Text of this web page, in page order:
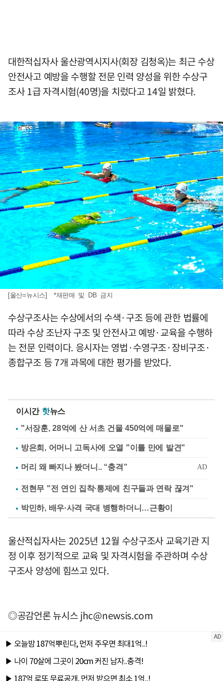
대한적십자사 울산광역시지사(회장 김청옥)는 최근 수상
안전사고 예방을 수행할 전문 인력 양성을 위한 수상구
조사 1급 자격시험(40명)을 치렀다고 14일 밝혔다.
[울산=뉴시스] *재판매 및 DB 금지
수상구조사는 수상에서의 수색·구조 등에 관한 법률에
따라 수상 조난자 구조 및 안전사고 예방·교육을 수행하
는 전문 인력이다. 응시자는 영법·수영구조·장비구조·
종합구조 등 7개 과목에 대한 평가를 받았다.
이시간 핫뉴스
"서장훈, 28억에 산 서초 건물 450억에 매물로"
방은희, 어머니 고독사에 오열 "이틀 만에 발견"
전현무 "전 연인 집착·통제에 친구들과 연락 끊겨"
박민하, 배우·사격 국대 병행하더니…근황이
울산적십자사는 2025년 12월 수상구조사 교육기관 지
정 이후 정기적으로 교육 및 자격시험을 주관하며 수상
구조사 양성에 힘쓰고 있다.
◎공감언론 뉴시스jhc@newsis.com